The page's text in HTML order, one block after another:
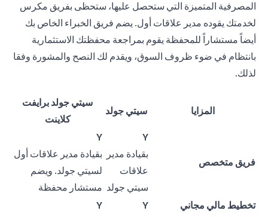
المصرفية المتميزة التي ستحصل عليها، ستحظى بفريق مكرس
لخدمتك يقوده مدير علاقات أول. يضم فريق الخبراء الخاص بك
أيضاً مستشاراً للمحفظة يقوم بمراجعة محفظتك الاستثمارية
بانتظام في ضوء ظروف السوق، ويقدم لك النصح والمشورة وفقا
لذلك.
المزايا سيتي جولد
سيتي جولد برايفت
كلاينت
فريق متخصص
Y
بقيادة مدير
علاقات
سيتي جولد
Y
بقيادة مدير علاقات أول
لسيتي جولد. ويضم
مستشار محفظة
تخطيط مالي مجاني
Y
Y